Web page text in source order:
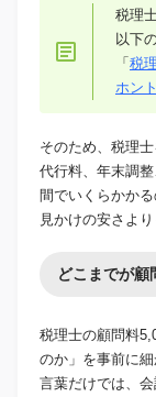
税理
以下
「 税
ホン
そのため、税理
代行料、年末調
間でいくらかか
見かけの安さよ
どこまでが顧
税理士の顧問料
のか」を事前に
言葉だけでは、